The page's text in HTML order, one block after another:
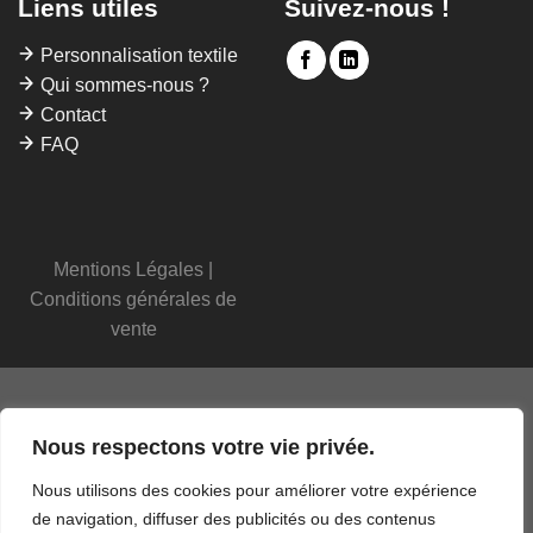
Nous respectons votre vie privée.
Nous utilisons des cookies pour améliorer votre expérience
de navigation, diffuser des publicités ou des contenus
Liens utiles
Personnalisation textile
Qui sommes-nous ?
Contact
FAQ
Suivez-nous !
Mentions Légales
Conditions générales de
vente